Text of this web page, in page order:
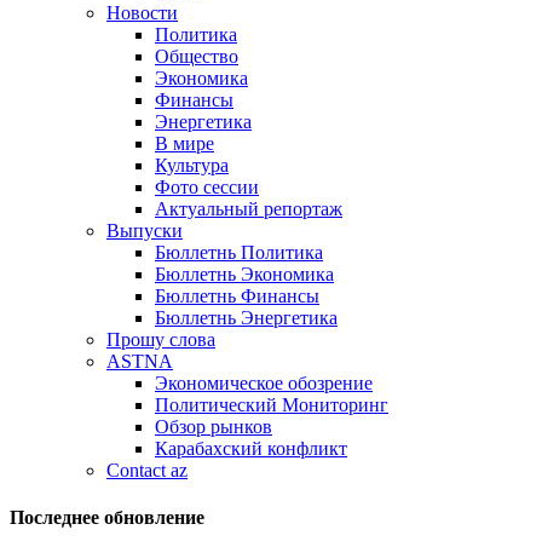
Новости
Политика
Общество
Экономика
Финансы
Энергетика
В мире
Культура
Фото сессии
Актуальный репортаж
Выпуски
Бюллетнь Политика
Бюллетнь Экономика
Бюллетнь Финансы
Бюллетнь Энергетика
Прошу слова
ASTNA
Экономическое обозрение
Политический Мониторинг
Обзор рынков
Карабахский конфликт
Contact az
Последнее обновление